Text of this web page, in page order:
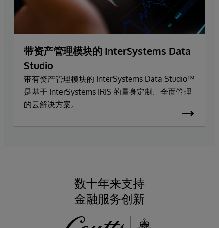
带资产管理模块的 InterSystems Data
Studio
带有资产管理模块的 InterSystems Data Studio™
是基于 InterSystems IRIS 的量身定制、全面管理
的云解决方案。
数十年来支持
金融服务创新